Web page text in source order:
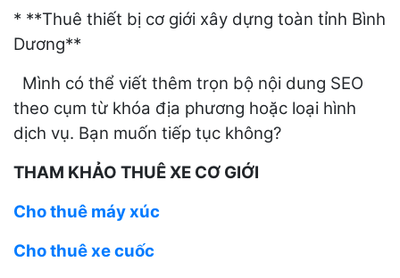
* **Thuê thiết bị cơ giới xây dựng toàn tỉnh Bình
Dương**
Mình có thể viết thêm trọn bộ nội dung SEO
theo cụm từ khóa địa phương hoặc loại hình
dịch vụ. Bạn muốn tiếp tục không?
THAM KHẢO THUÊ XE CƠ GIỚI
Cho thuê máy xúc
Cho thuê xe cuốc